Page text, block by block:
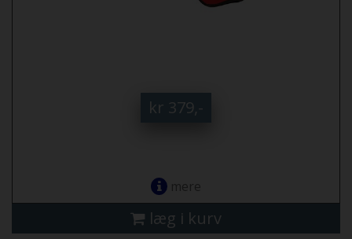
kr 379,-
mere
læg i kurv